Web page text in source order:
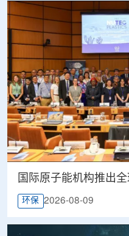
国际原子能机构推出
环保 2026-08-09